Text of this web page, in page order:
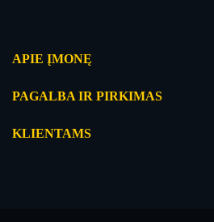
APIE ĮMONĘ
PAGALBA IR PIRKIMAS
KLIENTAMS